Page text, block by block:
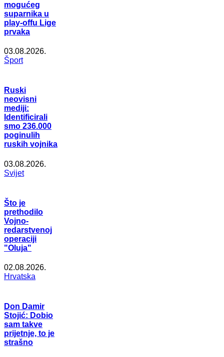
mogućeg
suparnika u
play-offu Lige
prvaka
03.08.2026.
Šport
Ruski
neovisni
mediji:
Identificirali
smo 236.000
poginulih
ruskih vojnika
03.08.2026.
Svijet
Što je
prethodilo
Vojno-
redarstvenoj
operaciji
"Oluja"
02.08.2026.
Hrvatska
Don Damir
Stojić: Dobio
sam takve
prijetnje, to je
strašno